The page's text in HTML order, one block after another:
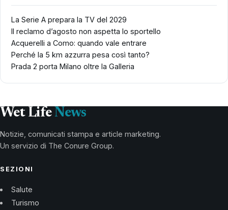
La Serie A prepara la TV del 2029
Il reclamo d’agosto non aspetta lo sportello
Acquerelli a Como: quando vale entrare
Perché la 5 km azzurra pesa così tanto?
Prada 2 porta Milano oltre la Galleria
Wet Life News
Notizie, comunicati stampa e article marketing.
Un servizio di The Conure Group.
SEZIONI
Salute
Turismo